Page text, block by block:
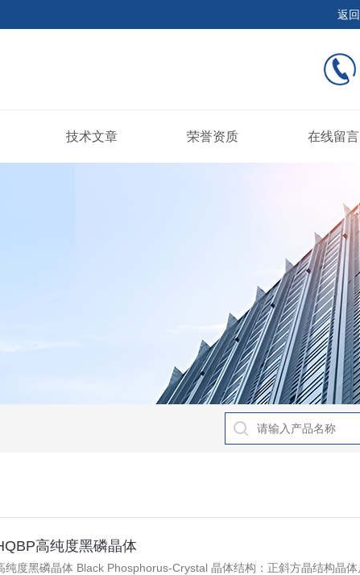
返
技术文章 荣誉资质 在线留言
高纯度黑磷晶体
纯度黑磷晶体 Black Phosphorus-Crystal 晶体结构：正斜方晶结构晶体